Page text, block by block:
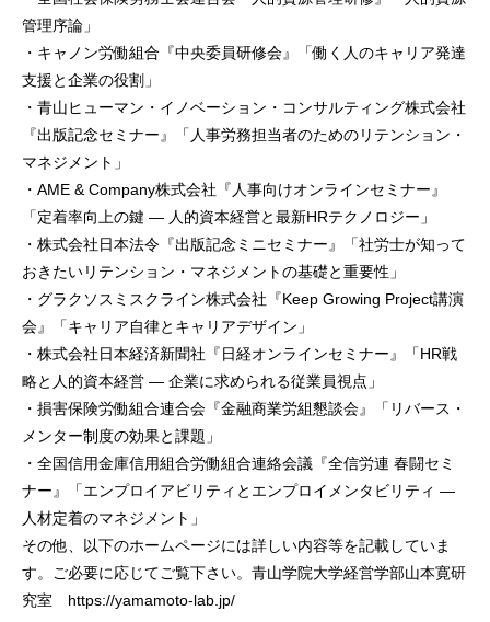
管理序論」
・キャノン労働組合『中央委員研修会』「働く人のキャリア発達
支援と企業の役割」
・青山ヒューマン・イノベーション・コンサルティング株式会社
『出版記念セミナー』「人事労務担当者のためのリテンション・
マネジメント」
・AME & Company株式会社『人事向けオンラインセミナー』
「定着率向上の鍵 ― 人的資本経営と最新HRテクノロジー」
・株式会社日本法令『出版記念ミニセミナー』「社労士が知って
おきたいリテンション・マネジメントの基礎と重要性」
・グラクソスミスクライン株式会社『Keep Growing Project講演
会』「キャリア自律とキャリアデザイン」
・株式会社日本経済新聞社『日経オンラインセミナー』「HR戦
略と人的資本経営 ― 企業に求められる従業員視点」
・損害保険労働組合連合会『金融商業労組懇談会』「リバース・
メンター制度の効果と課題」
・全国信用金庫信用組合労働組合連絡会議『全信労連 春闘セミ
ナー』「エンプロイアビリティとエンプロイメンタビリティ ―
人材定着のマネジメント」
その他、以下のホームページには詳しい内容等を記載していま
す。ご必要に応じてご覧下さい。青山学院大学経営学部山本寛研
究室 https://yamamoto-lab.jp/